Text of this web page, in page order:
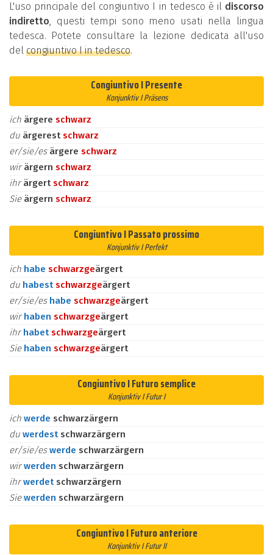
L'uso principale del congiuntivo I in tedesco è il discorso
indiretto, questi tempi sono meno usati nella lingua
tedesca. Potete consultare la lezione dedicata all'uso
del congiuntivo I in tedesco.
Congiuntivo I Presente
Konjunktiv I Präsens
ich ärgere schwarz
du ärgerestschwarz
er/sie/es ärgere schwarz
wirärgern schwarz
ihrärgertschwarz
Sie ärgern schwarz
Congiuntivo I Passato prossimo
Konjunktiv I Perfekt
ich habe schwarzgeärgert
du habestschwarzgeärgert
er/sie/es habe schwarzgeärgert
wirhaben schwarzgeärgert
ihrhabetschwarzgeärgert
Sie haben schwarzgeärgert
Congiuntivo I Futuro semplice
Konjunktiv I Futur I
ich werde schwarzärgern
du werdest schwarzärgern
er/sie/eswerde schwarzärgern
wirwerden schwarzärgern
ihrwerdet schwarzärgern
Siewerden schwarzärgern
Congiuntivo I Futuro anteriore
Konjunktiv I Futur II